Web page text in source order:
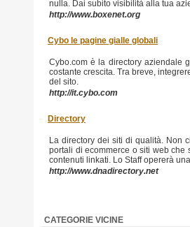
nulla. Dai subito visibilità alla tua
http://www.boxenet.org
Cybo le pagine gialle globali
Cybo.com è la directory aziendale
costante crescita. Tra breve,
del sito.
http://it.cybo.com
Directory
La directory dei siti di qualità. Non
portali di ecommerce o siti web che
contenuti linkati. Lo Staff opererà
http://www.dnadirectory.net
CATEGORIE VICINE